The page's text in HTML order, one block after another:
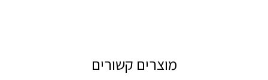
מוצרים קשורים